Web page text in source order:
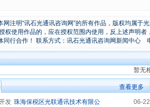
网注明“讯石光通讯咨询网”的所有作品，版权均属
权使用作品的，应在授权范围内使用，反上述声明者
同行合作！ 联系方式：讯石光通讯咨询网新闻中
暂无